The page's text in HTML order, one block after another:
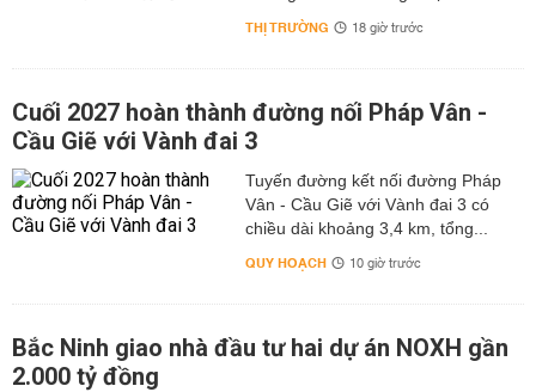
THỊ TRƯỜNG 18 giờ trước
Cuối 2027 hoàn thành đường nối Pháp Vân -
Cầu Giẽ với Vành đai 3
Tuyến đường kết nối đường Pháp
Vân - Cầu Giẽ với Vành đai 3 có
chiều dài khoảng 3,4 km, tổng...
QUY HOẠCH 10 giờ trước
Bắc Ninh giao nhà đầu tư hai dự án NOXH gần
2.000 tỷ đồng